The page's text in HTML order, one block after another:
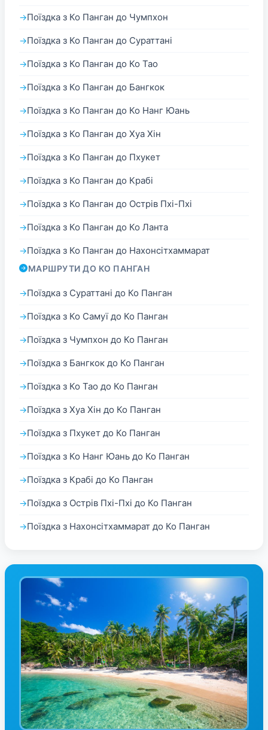
Поїздка з Ко Панган до Чумпхон
Поїздка з Ко Панган до Сураттані
Поїздка з Ко Панган до Ко Тао
Поїздка з Ко Панган до Бангкок
Поїздка з Ко Панган до Ко Нанг Юань
Поїздка з Ко Панган до Хуа Хін
Поїздка з Ко Панган до Пхукет
Поїздка з Ко Панган до Крабі
Поїздка з Ко Панган до Острів Пхі-Пхі
Поїздка з Ко Панган до Ко Ланта
Поїздка з Ко Панган до Нахонсітхаммарат
МАРШРУТИ ДО КО ПАНГАН
Поїздка з Сураттані до Ко Панган
Поїздка з Ко Самуї до Ко Панган
Поїздка з Чумпхон до Ко Панган
Поїздка з Бангкок до Ко Панган
Поїздка з Ко Тао до Ко Панган
Поїздка з Хуа Хін до Ко Панган
Поїздка з Пхукет до Ко Панган
Поїздка з Ко Нанг Юань до Ко Панган
Поїздка з Крабі до Ко Панган
Поїздка з Острів Пхі-Пхі до Ко Панган
Поїздка з Нахонсітхаммарат до Ко Панган